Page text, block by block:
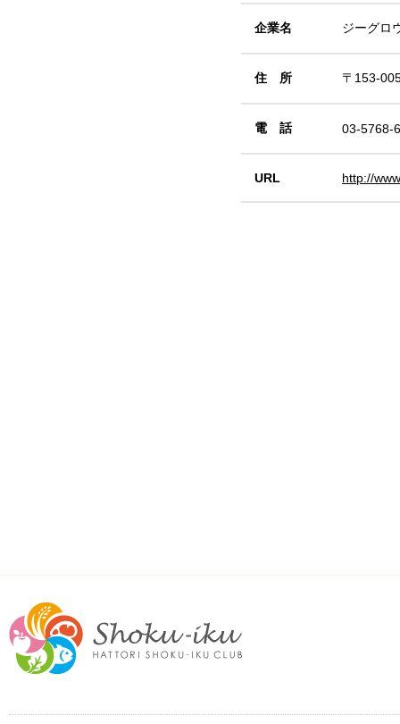
企業名 ジーグロ
住 所 〒153-
電 話 03-5768-
URL http://